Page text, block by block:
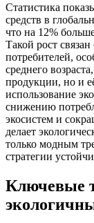
Статистика
средств в
что на 12%
Такой рост
потребителей,
среднего
продукции, но и
использование
снижению
экосистем и
делает
только модным
стратегии
Ключевые